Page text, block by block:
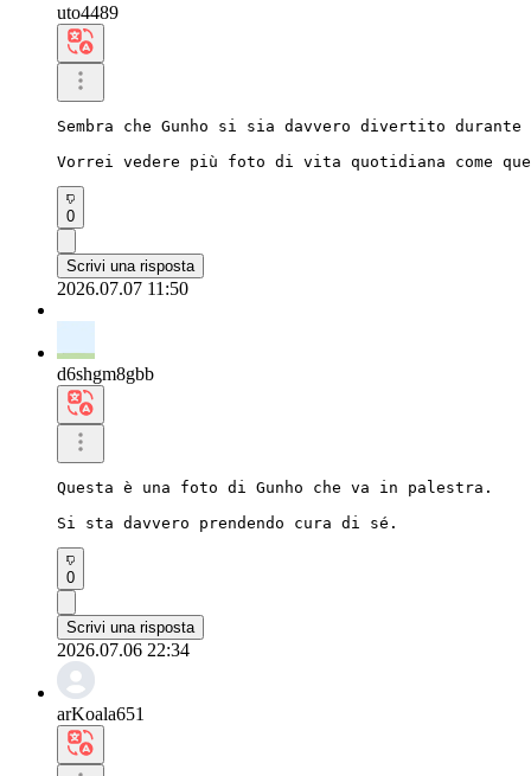
uto4489
Sembra che Gunho si sia davvero divertito
Vorrei vedere più foto di vita quotidiana come
0
Scrivi una risposta
2026.07.07 11:50
d6shgm8gbb
Questa è una foto di Gunho che va in palestra.
Si sta davvero prendendo cura di sé.
0
Scrivi una risposta
2026.07.06 22:34
arKoala651